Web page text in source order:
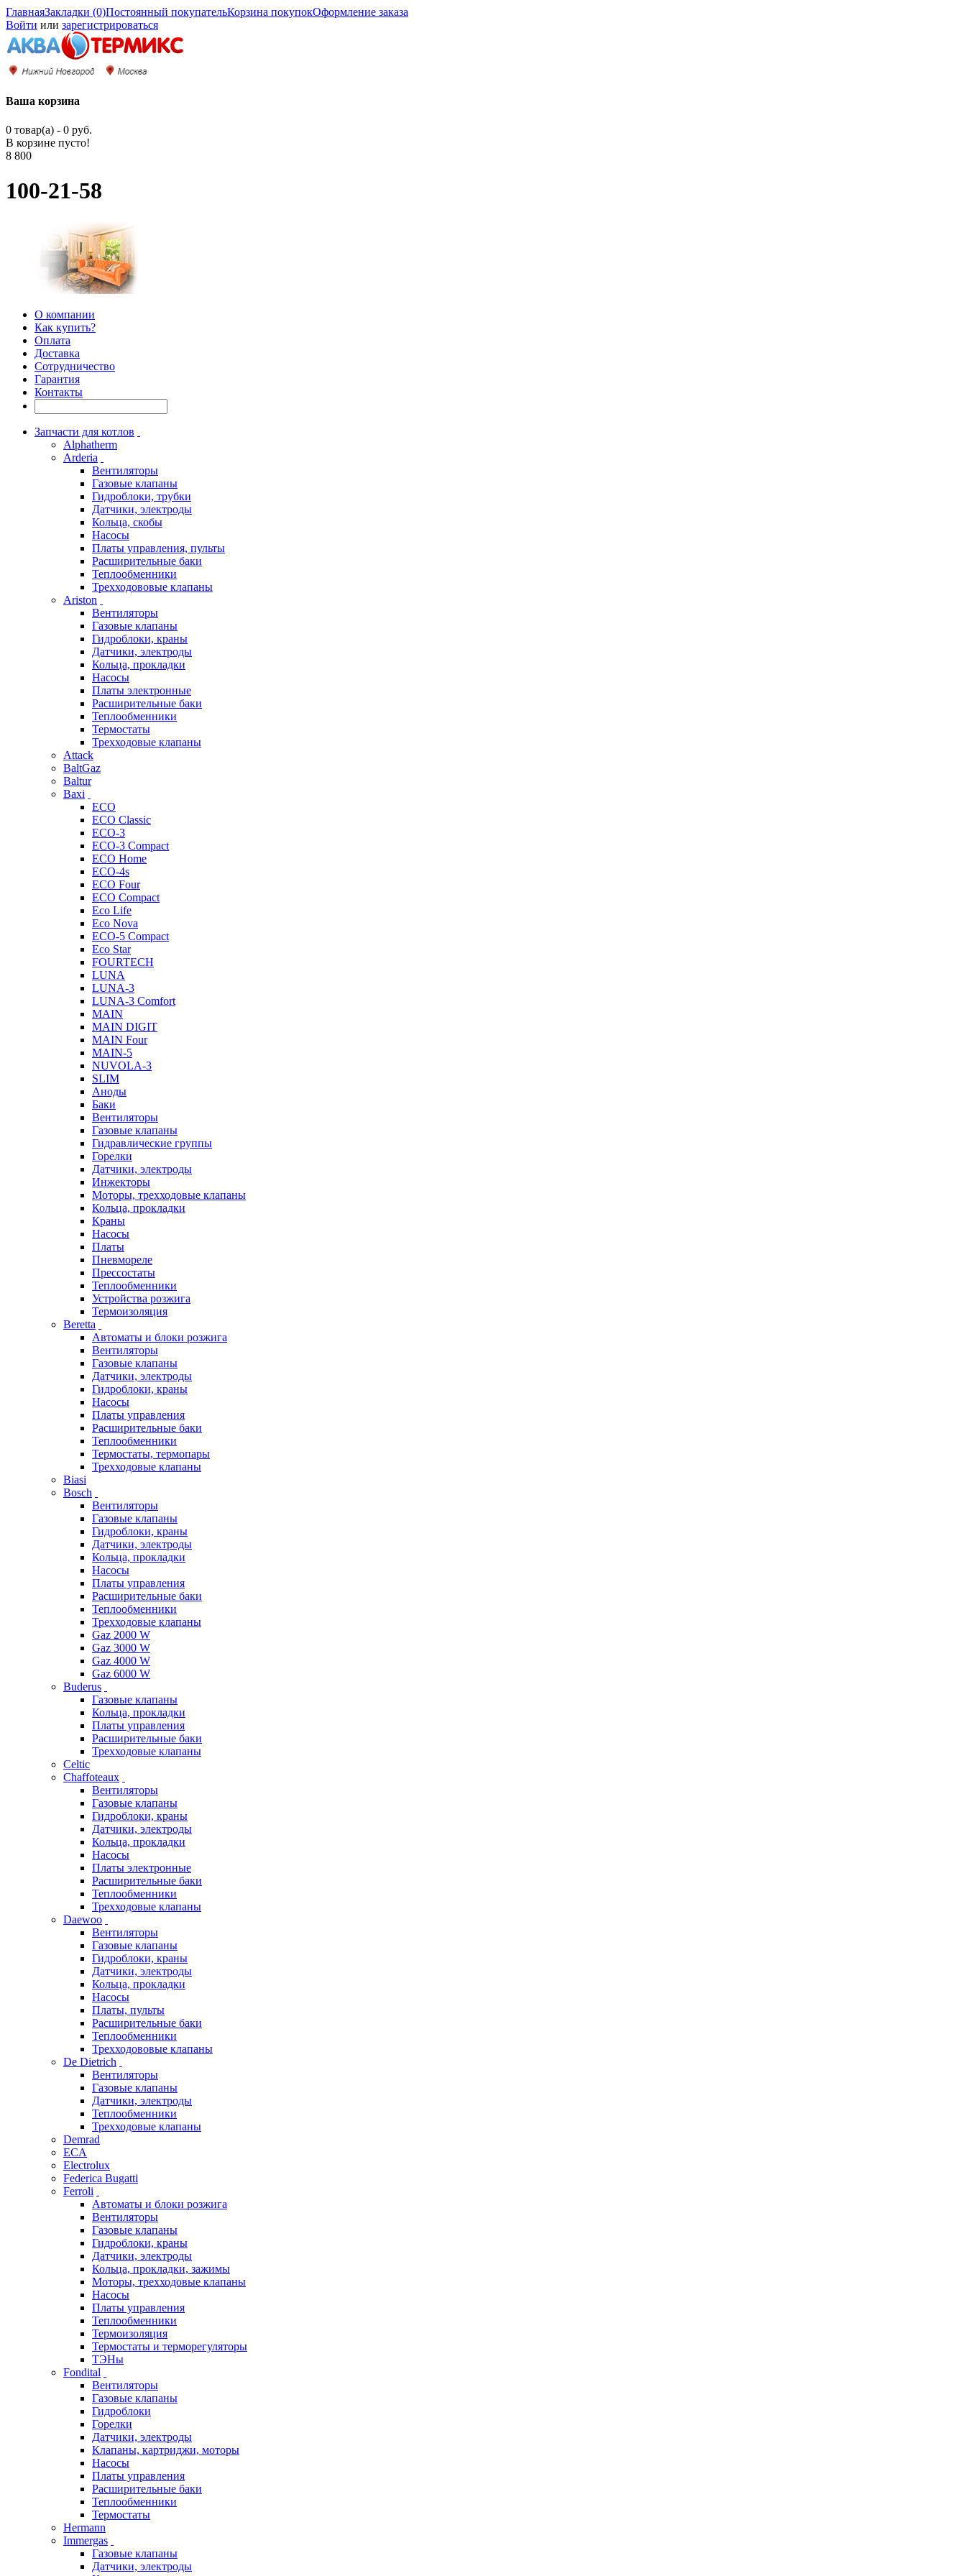
ГлавнаяЗакладки (0)Постоянный покупательКорзина покупокОформление заказа
Войти или зарегистрироваться
Ваша корзина
0 товар(а) - 0 руб.
В корзине пусто!
8 800
100-21-58
О компании
Как купить?
Оплата
Доставка
Сотрудничество
Гарантия
Контакты
Запчасти для котлов
Alphatherm
Arderia
Вентиляторы
Газовые клапаны
Гидроблоки, трубки
Датчики, электроды
Кольца, скобы
Насосы
Платы управления, пульты
Расширительные баки
Теплообменники
Трехходововые клапаны
Ariston
Вентиляторы
Газовые клапаны
Гидроблоки, краны
Датчики, электроды
Кольца, прокладки
Насосы
Платы электронные
Расширительные баки
Теплообменники
Термостаты
Трехходовые клапаны
Attack
BaltGaz
Baltur
Baxi
ECO
ECO Classic
ECO-3
ECO-3 Compact
ECO Home
ECO-4s
ECO Four
ECO Compact
Eco Life
Eco Nova
ECO-5 Compact
Eco Star
FOURTECH
LUNA
LUNA-3
LUNA-3 Comfort
MAIN
MAIN DIGIT
MAIN Four
MAIN-5
NUVOLA-3
SLIM
Аноды
Баки
Вентиляторы
Газовые клапаны
Гидравлические группы
Горелки
Датчики, электроды
Инжекторы
Моторы, трехходовые клапаны
Кольца, прокладки
Краны
Насосы
Платы
Пневмореле
Прессостаты
Теплообменники
Устройства розжига
Термоизоляция
Beretta
Автоматы и блоки розжига
Вентиляторы
Газовые клапаны
Датчики, электроды
Гидроблоки, краны
Насосы
Платы управления
Расширительные баки
Теплообменники
Термостаты, термопары
Трехходовые клапаны
Biasi
Bosch
Вентиляторы
Газовые клапаны
Гидроблоки, краны
Датчики, электроды
Кольца, прокладки
Насосы
Платы управления
Расширительные баки
Теплообменники
Трехходовые клапаны
Gaz 2000 W
Gaz 3000 W
Gaz 4000 W
Gaz 6000 W
Buderus
Газовые клапаны
Кольца, прокладки
Платы управления
Расширительные баки
Трехходовые клапаны
Celtic
Chaffoteaux
Вентиляторы
Газовые клапаны
Гидроблоки, краны
Датчики, электроды
Кольца, прокладки
Насосы
Платы электронные
Расширительные баки
Теплообменники
Трехходовые клапаны
Daewoo
Вентиляторы
Газовые клапаны
Гидроблоки, краны
Датчики, электроды
Кольца, прокладки
Насосы
Платы, пульты
Расширительные баки
Теплообменники
Трехходововые клапаны
De Dietrich
Вентиляторы
Газовые клапаны
Датчики, электроды
Теплообменники
Трехходовые клапаны
Demrad
ECA
Electrolux
Federica Bugatti
Ferroli
Автоматы и блоки розжига
Вентиляторы
Газовые клапаны
Гидроблоки, краны
Датчики, электроды
Кольца, прокладки, зажимы
Моторы, трехходовые клапаны
Насосы
Платы управления
Теплообменники
Термоизоляция
Термостаты и терморегуляторы
ТЭНы
Fondital
Вентиляторы
Газовые клапаны
Гидроблоки
Горелки
Датчики, электроды
Клапаны, картриджи, моторы
Насосы
Платы управления
Расширительные баки
Теплообменники
Термостаты
Hermann
Immergas
Газовые клапаны
Датчики, электроды